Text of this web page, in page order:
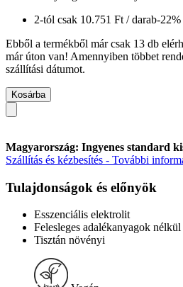
2-tól csak 10.751 Ft / darab-22%
Ebből a termékből már csak 13 db
már úton van! Amennyiben többet
szállítási dátumot.
Kosárba
Magyarország: Ingyenes standard
Szállítás és kézbesítés - További
Tulajdonságok és előnyök
Esszenciális elektrolit
Felesleges adalékanyagok nélkül
Tisztán növényi